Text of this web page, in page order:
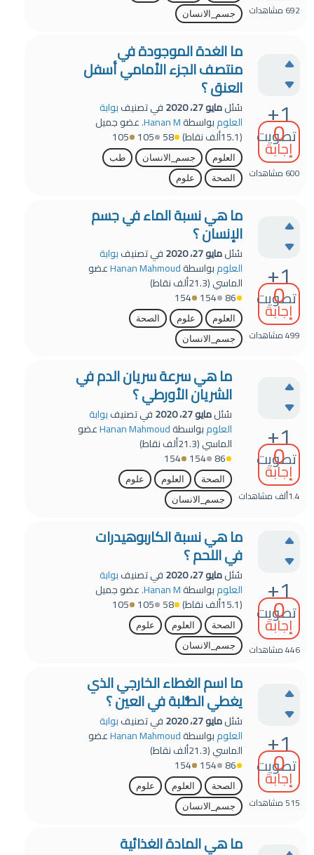
692 مشاهدات
جسم_الانسان
+1
تصويت
0
إجابة
600 مشاهدات
ما الغدة الموجودة في
منتصف الجزء الأمامي أسفل
العنق ؟
سُئلمايو 27، 2020 في تصنيفبوابة
العلومبواسطةHanan M. عضو جميل
(15.1ألف نقاط) 58
105
105
العلوم جسم_الانسان
طب
الصحة
علوم
+1
تصويت
0
إجابة
499مشاهدات
ما هي نسبة الماء في جسم
الإنسان ؟
سُئلمايو 27، 2020 في تصنيفبوابة
العلومبواسطةHanan Mahmoudعضو
الماسي(21.3ألف
نقاط)
86
154
154
العلوم علوم
الصحة
جسم_الانسان
+1
تصويت
0
إجابة
1.4ألف مشاهدات
ما هي سرعة سريان الدم في
الشريان الأورطي ؟
سُئلمايو 27، 2020 في تصنيفبوابة
العلومبواسطةHanan Mahmoudعضو
الماسي(21.3ألف
نقاط)
86
154
154
الصحة العلوم
علوم
جسم_الانسان
+1
تصويت
0
إجابة
446مشاهدات
ما هي نسبة الكاربوهيدرات
في اللحم ؟
سُئلمايو 27، 2020 في تصنيفبوابة
العلومبواسطةHanan M. عضو جميل
(15.1ألف نقاط) 58
105
105
الصحة العلوم
علوم
جسم_الانسان
+1
تصويت
0
إجابة
515مشاهدات
ما اسم الغطاء الخارجي الذي
يغطي الصُّلبة في العين ؟
سُئلمايو 27، 2020 في تصنيفبوابة
العلومبواسطةHanan Mahmoudعضو
الماسي(21.3ألف
نقاط)
86
154
154
الصحة العلوم
علوم
جسم_الانسان
ما هي المادة الغذائية